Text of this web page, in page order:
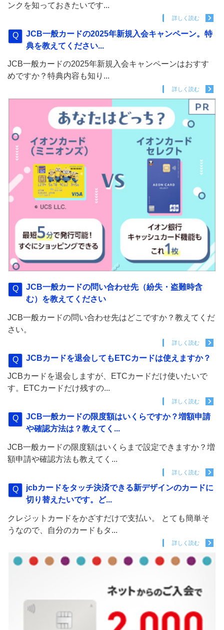
ンクを知っておきたいです...
詳しく読む
JCB一般カードの2025年新規入会キャンペーン。特
典を教えてください...
JCB一般カードの2025年新規入会キャンペーンはおすす
めですか？特典内容も知り...
詳しく読む
JCB一般カードの問い合わせ先（紛失・盗難時含
む）を教えてください
JCB一般カードの問い合わせ先はどこですか？教えてくだ
さい。
詳しく読む
JCBカードを退会してもETCカードは使えますか？
JCBカードを退会しますが、ETCカードだけ使いたいで
す。ETCカードだけ残すの...
詳しく読む
JCB一般カードの限度額はいくらですか？増額申請
や確認方法は？教えてく...
JCB一般カードの限度額はいくらまで設定できますか？増
額申請や確認方法も教えてく...
詳しく読む
jcbカードをタッチ決済できる新デザインのカードに
切り替えたいです。ど...
クレジットカードをかざすだけで支払い。 とても簡単そ
うなので、自分のカードもタ...
詳しく読む